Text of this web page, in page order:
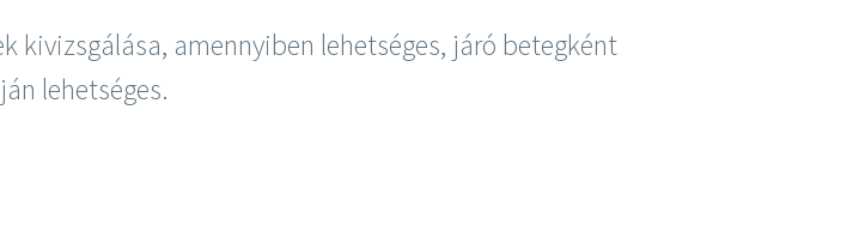
kivizsgálása, amennyiben lehetséges, járó betegként
lehetséges.